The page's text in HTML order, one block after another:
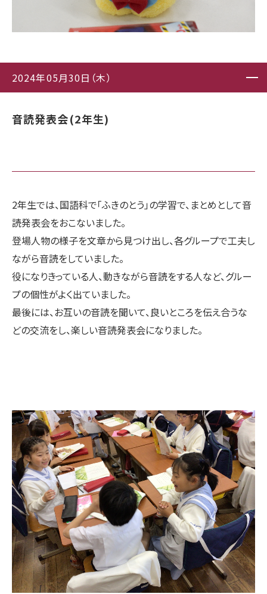
2024年05月30日（木）
音読発表会(2年生)
2年生では、国語科で「ふきのとう」の学習で、まとめとして音
読発表会をおこないました。
登場人物の様子を文章から見つけ出し、各グループで工夫し
ながら音読をしていました。
役になりきっている人、動きながら音読をする人など、グルー
プの個性がよく出ていました。
最後には、お互いの音読を聞いて、良いところを伝え合うな
どの交流をし、楽しい音読発表会になりました。